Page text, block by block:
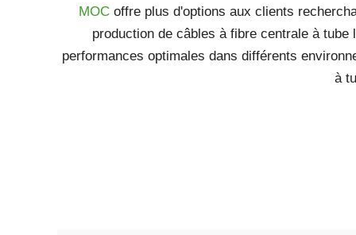
MOC offre plus d'options aux clients
production de câbles à fibre centrale à
performances optimales dans différents
à